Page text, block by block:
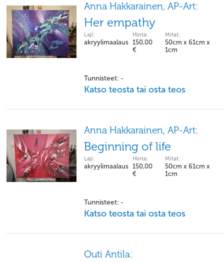
Anna Hakkarainen, AP-Art:
Her empathy
Laji:
akryylimaalaus
Hinta:
150,00
€
Mitat:
50cm x 61cm x
1cm
Tunnisteet: -
Katso teosta tai osta teos
Anna Hakkarainen, AP-Art:
Beginning of life
Laji:
akryylimaalaus
Hinta:
150,00
€
Mitat:
50cm x 61cm x
1cm
Tunnisteet: -
Katso teosta tai osta teos
Outi Antila: